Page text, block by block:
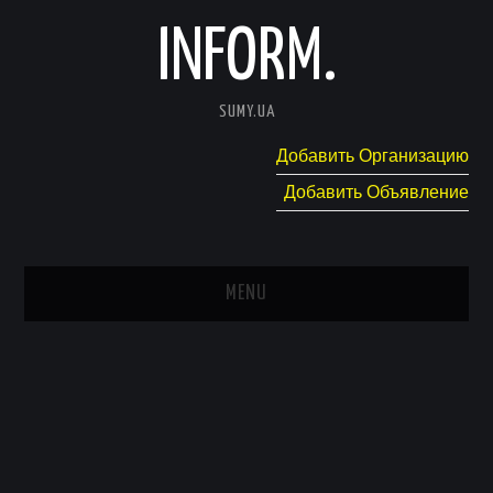
INFORM.
SUMY.UA
Добавить Организацию
Добавить Объявление
MENU